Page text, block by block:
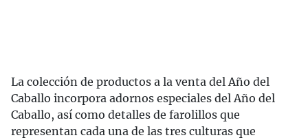
La colección de productos a la venta del Año del
Caballo incorpora adornos especiales del Año del
Caballo, así como detalles de farolillos que
representan cada una de las tres culturas que